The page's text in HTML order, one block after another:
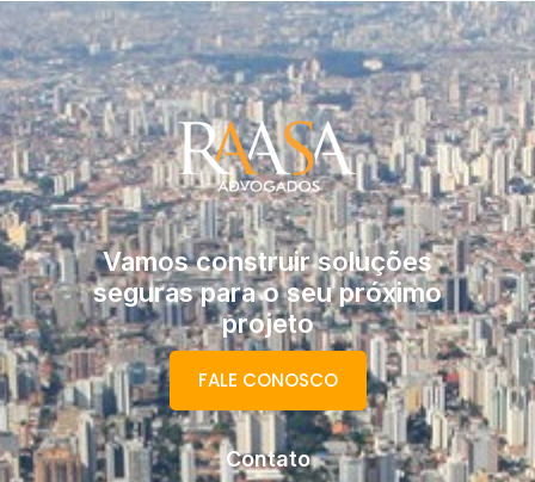
Vamos construir soluções
seguras para o seu próximo
projeto
FALE CONOSCO
Contato